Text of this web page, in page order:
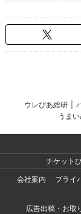
ウレぴあ総研
うま
チケット
会社案内
プライ
広告出稿・お取